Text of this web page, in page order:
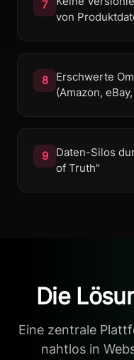
7
von
8
Erschwerte
(Amazon,
9
Daten-Silos
of Truth"
Die
Eine zentrale
nahtlos in